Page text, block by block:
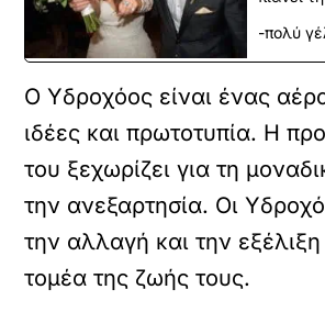
-πολύ
Ο Υδροχόος είναι ένας
ιδέες και πρωτοτυπία. Η
του ξεχωρίζει για τη
την ανεξαρτησία. Οι
την αλλαγή και την
τομέα της ζωής τους.